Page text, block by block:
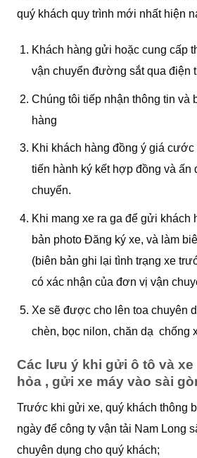
quý khách quy trình mới nhất hiện
Khách hàng gửi hoặc cung cấp
vận chuyển đường sắt qua điện
Chúng tôi tiếp nhận thông tin và
hàng
Khi khách hàng đồng ý giá
tiến hành ký kết hợp đồng và ấn
chuyển.
Khi mang xe ra ga để gửi khách
bản photo Đăng ký xe, và làm
(biên bản ghi lại tình trạng xe
có xác nhận của đơn vị vận
Xe sẽ được cho lên toa chuyên
chèn, bọc nilon, chăn dạ chống
Các lưu ý khi gửi ô tô và xe
hỏa , gửi xe máy vào sài
Trước khi gửi xe, quý khách thông
ngày để công ty vận tải Nam Long
chuyên dụng cho quý khách;